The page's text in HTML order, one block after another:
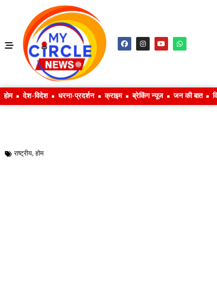
होम देश-विदेश धरना-प्रदर्शन क्राइम ब्रेकिंग न्यूज जन की बात
राष्ट्रीय, होम